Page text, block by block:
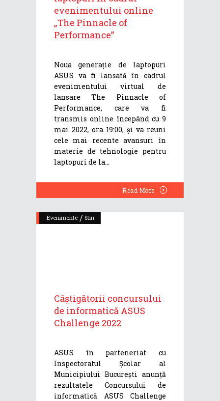
evenimentului online
„The Pinnacle of
Performance”
Noua generație de laptopuri
ASUS va fi lansată în cadrul
evenimentului virtual de
lansare The Pinnacle of
Performance, care va fi
transmis online începând cu 9
mai 2022, ora 19:00, și va reuni
cele mai recente avansuri în
materie de tehnologie pentru
laptopuri de la
Read More
Evenimente / Stiri
Câștigătorii concursului
de informatică ASUS
Challenge 2022
ASUS în parteneriat cu
Inspectoratul Școlar al
Municipiului București anunță
rezultatele Concursului de
informatică ASUS Challenge